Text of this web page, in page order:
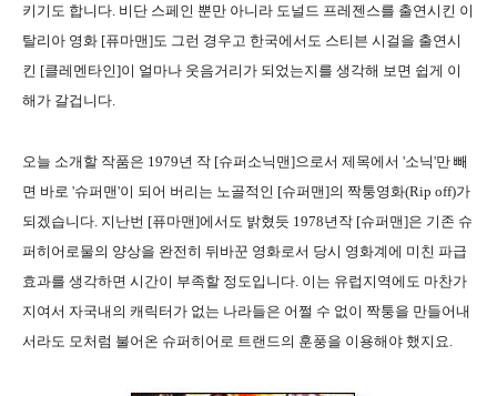
키기도 합니다. 비단 스페인 뿐만 아니라 도널드 프레젠스를 출연시킨 이
탈리아 영화 [퓨마맨]도 그런 경우고 한국에서도 스티븐 시걸을 출연시
킨 [클레멘타인]이 얼마나 웃음거리가 되었는지를 생각해 보면 쉽게 이
해가 갈겁니다.
오늘 소개할 작품은 1979년 작 [슈퍼소닉맨]으로서 제목에서 '소닉'만 빼
면 바로 '슈퍼맨'이 되어 버리는 노골적인 [슈퍼맨]의 짝퉁영화(Rip off)가
되겠습니다. 지난번 [퓨마맨]에서도 밝혔듯 1978년작 [슈퍼맨]은 기존 슈
퍼히어로물의 양상을 완전히 뒤바꾼 영화로서 당시 영화계에 미친 파급
효과를 생각하면 시간이 부족할 정도입니다. 이는 유럽지역에도 마찬가
지여서 자국내의 캐릭터가 없는 나라들은 어쩔 수 없이 짝퉁을 만들어내
서라도 모처럼 불어온 슈퍼히어로 트랜드의 훈풍을 이용해야 했지요.